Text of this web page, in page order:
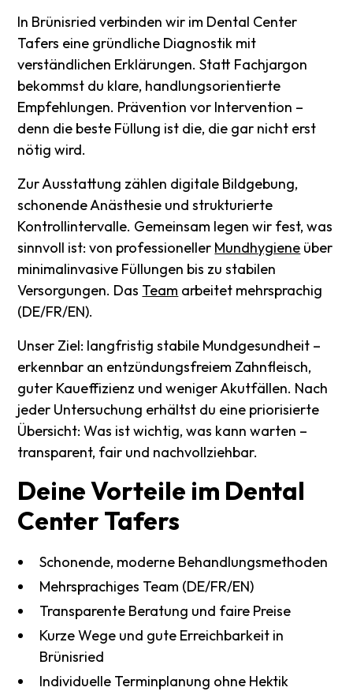
In Brünisried verbinden wir im Dental Center
Tafers eine gründliche Diagnostik mit
verständlichen Erklärungen. Statt Fachjargon
bekommst du klare, handlungsorientierte
Empfehlungen. Prävention vor Intervention –
denn die beste Füllung ist die, die gar nicht erst
nötig wird.
Zur Ausstattung zählen digitale Bildgebung,
schonende Anästhesie und strukturierte
Kontrollintervalle. Gemeinsam legen wir fest, was
sinnvoll ist: von professioneller Mundhygiene über
minimalinvasive Füllungen bis zu stabilen
Versorgungen. Das Team arbeitet mehrsprachig
(DE/FR/EN).
Unser Ziel: langfristig stabile Mundgesundheit –
erkennbar an entzündungsfreiem Zahnfleisch,
guter Kaueffizienz und weniger Akutfällen. Nach
jeder Untersuchung erhältst du eine priorisierte
Übersicht: Was ist wichtig, was kann warten –
transparent, fair und nachvollziehbar.
DeineVorteile im Dental
CenterTafers
Schonende, moderne Behandlungsmethoden
Mehrsprachiges Team (DE/FR/EN)
Transparente Beratung und faire Preise
Kurze Wege und gute Erreichbarkeit in
Brünisried
Individuelle Terminplanung ohne Hektik